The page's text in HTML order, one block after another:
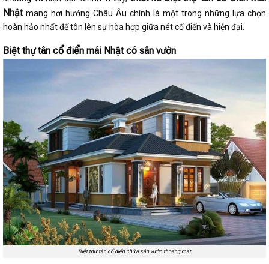
Nhậtmang hơi hướng Châu Âu chính là một trong những lựa chọn
hoàn hảo nhất để tôn lên sự hòa hợp giữa nét cổ điển và hiện đại.
Biệt thự tân cổ điển mái Nhật có sân vườn
Biệt thự tân cổ điển chứa sân vườn thoáng mát